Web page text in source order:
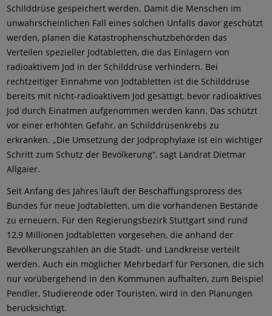
Schilddrüse gespeichert werden. Damit die Menschen im
unwahrscheinlichen Fall eines solchen Unfalls davor geschützt
werden, planen die Katastrophenschutzbehörden das
Verteilen spezieller Jodtabletten, die das Einlagern von
radioaktivem Jod in der Schilddrüse verhindern. Bei
rechtzeitiger Einnahme von Jodtabletten ist die Schilddrüse
bereits mit nicht-radioaktivem Jod gesättigt, bevor radioaktives
Jod durch Einatmen aufgenommen werden kann. Das schützt
vor einer erhöhten Gefahr, an Schilddrüsenkrebs zu
erkranken. „Die Umsetzung der Jodprophylaxe ist ein wichtiger
Schritt zum Schutz der Bevölkerung“, sagt Landrat Dietmar
Allgaier.
Seit Anfang des Jahres läuft der Beschaffungsprozess des
Bundes für neue Jodtabletten, um die vorhandenen Bestände
zu erneuern. Für den Regierungsbezirk Stuttgart sind rund
12,9 Millionen Jodtabletten vorgesehen, die anhand der
Bevölkerungszahlen an die Stadt- und Landkreise verteilt
werden. Auch ein möglicher Mehrbedarf für Personen, die sich
nur vorübergehend in den Kommunen aufhalten, zum Beispiel
Pendler, Studierende oder Touristen, wird in den Planungen
berücksichtigt.